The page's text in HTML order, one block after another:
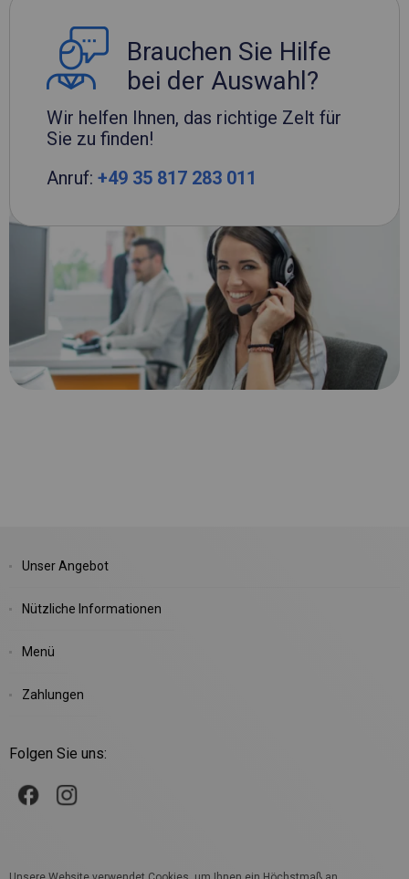
Brauchen Sie Hilfe
bei der Auswahl?
Wir helfen Ihnen, das richtige Zelt für
Sie zu finden!
Anruf: +49 35 817 283 011
Unser Angebot
Nützliche Informationen
Menü
Zahlungen
Folgen Sie uns: